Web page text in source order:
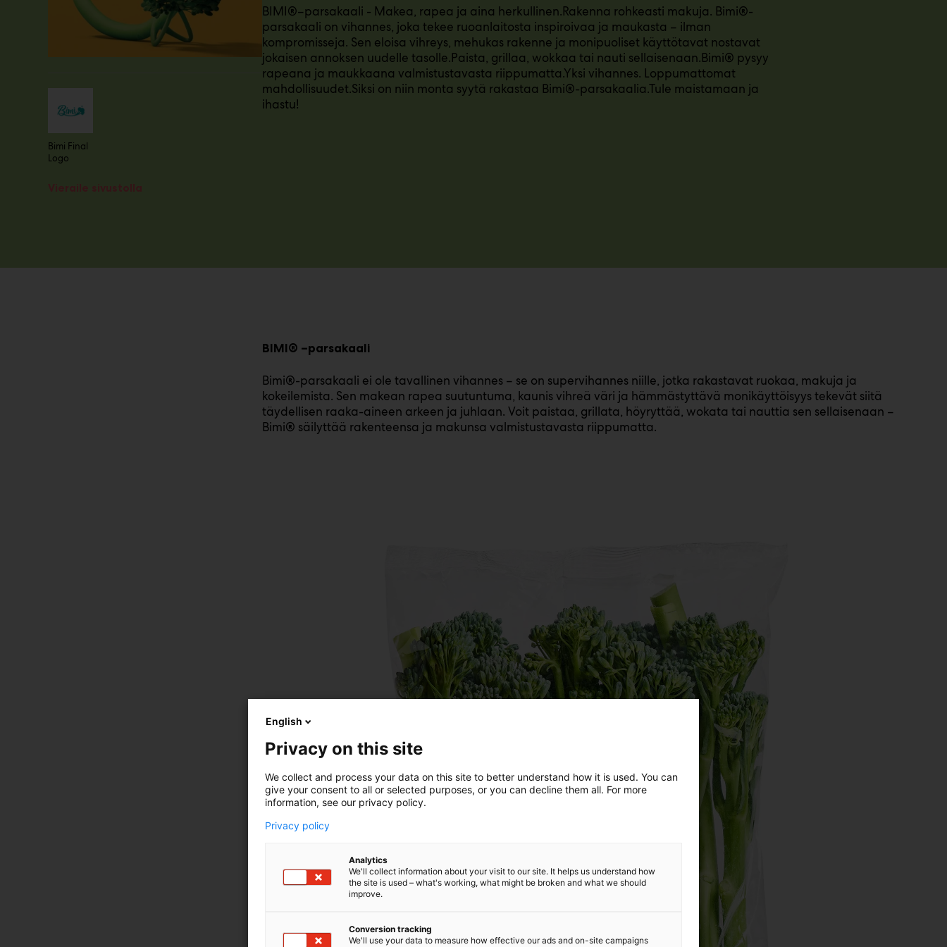
Bimi Final
Logo
m
ä
:
BIMI®–parsakaali - Makea, rapea ja aina herkullinen.Rakenna rohkeasti makuja. Bimi®-
parsakaali on vihannes, joka tekee ruoanlaitosta inspiroivaa ja maukasta – ilman
kompromisseja. Sen eloisa vihreys, mehukas rakenne ja monipuoliset käyttötavat nostavat
jokaisen annoksen uudelle tasolle.Paista, grillaa, wokkaa tai nauti sellaisenaan.Bimi® pysyy
rapeana ja maukkaana valmistustavasta riippumatta.Yksi vihannes. Loppumattomat
mahdollisuudet.Siksi on niin monta syytä rakastaa Bimi®-parsakaalia.Tule maistamaan ja
ihastu!
BIMI® –parsakaali
Bimi®-parsakaali ei ole tavallinen vihannes – se on supervihannes niille, jotka rakastavat ruokaa, makuja ja
kokeilemista. Sen makean rapea suutuntuma, kaunis vihreä väri ja hämmästyttävä monikäyttöisyys tekevät siitä
täydellisen raaka-aineen arkeen ja juhlaan. Voit paistaa, grillata, höyryttää, wokata tai nauttia sen sellaisenaan –
Bimi® säilyttää rakenteensa ja makunsa valmistustavasta riippumatta.
English
Privacy on this site
We collect and process your data on this site to better understand how it is used. You can
give your consent to all or selected purposes, or you can decline them all. For more
information, see our privacy policy.
Privacy policy
Analytics
We'll collect information about your visit to our site. It helps us understand how
the site is used – what's working, what might be broken and what we should
improve.
Conversion tracking
We'll use your data to measure how effective our ads and on-site campaigns